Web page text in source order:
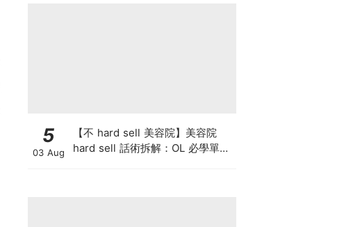
5
03 Aug
【不 hard sell 美容院】美容院
hard sell 話術拆解：OL 必學單次